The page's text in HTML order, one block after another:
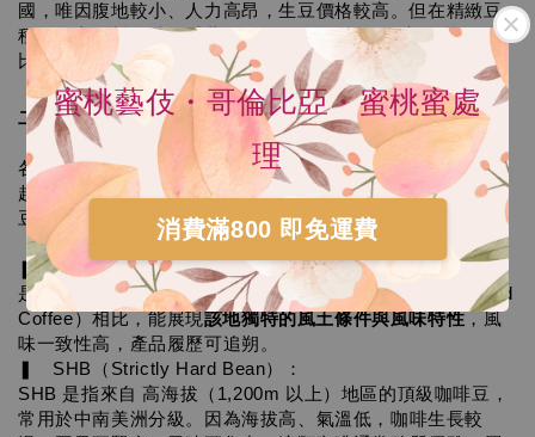
蜜桃藝伎・哥倫比亞・蜜桃蜜處
理
消費滿800 即免運費
國，唯因腹地較小、人力高昂，生豆價格較高。但在精緻豆
種的細心照料，譬如『藝伎種』(Geisha），最高品質已經可
比美巴拿馬藝伎。
二、 咖啡豆等級
各產地有不同的等級制度，通常等級越高，瑕疵越少，風味
越穩定。
豆款等級越高，風味表現往往更明確，但非絕對：
❚　單一產區莊園豆（Single Origin Estate Coffee）：
是指來自特定地區或單一莊園的咖啡豆，與混合咖啡（Blend
Coffee）相比，能展現該地獨特的風土條件與風味特性 ，風
味一致性高，產品履歷可追朔。
❚　SHB（Strictly Hard Bean）：
SHB 是指來自 高海拔（1,200m 以上）地區的頂級咖啡豆，
常用於中南美洲分級。因為海拔高、氣溫低，咖啡生長較